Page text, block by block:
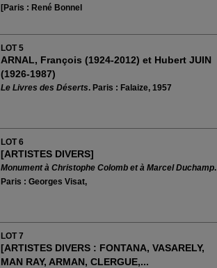
[Paris : René Bonnel
LOT 5
ARNAL, François (1924-2012) et Hubert JUIN
(1926-1987)
Le Livres des Déserts. Paris : Falaize, 1957
LOT 6
[ARTISTES DIVERS]
Monument à Christophe Colomb et à Marcel Duchamp.
Paris : Georges Visat,
LOT 7
[ARTISTES DIVERS : FONTANA, VASARELY,
MAN RAY, ARMAN, CLERGUE,...